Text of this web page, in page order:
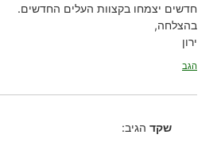
חדשים יצמחו בקצוות העלים החדשים.
בהצלחה,
ירון
הגב
שקד הגיב: